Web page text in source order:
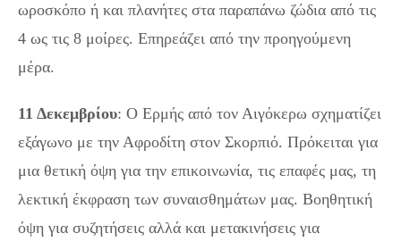
ωροσκόπο ή και πλανήτες στα παραπάνω ζώδια από τις
4 ως τις 8 μοίρες. Επηρεάζει από την προηγούμενη
μέρα.
11 Δεκεμβρίου: Ο Ερμής από τον Αιγόκερω σχηματίζει
εξάγωνο με την Αφροδίτη στον Σκορπιό. Πρόκειται για
μια θετική όψη για την επικοινωνία, τις επαφές μας, τη
λεκτική έκφραση των συναισθημάτων μας. Βοηθητική
όψη για συζητήσεις αλλά και μετακινήσεις για